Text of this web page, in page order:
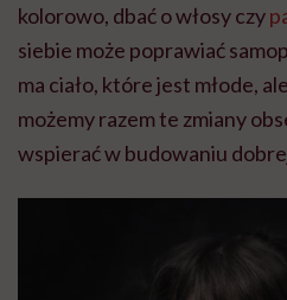
kolorowo, dbać o włosy czy
siebie może poprawiać
ma ciało, które jest młode,
możemy razem te zmiany
wspierać w budowaniu